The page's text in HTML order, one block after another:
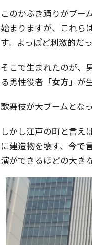
このかぶき踊りがブー
始まりますが、これら
す。よっぽど刺激的だ
そこで生まれたのが、
る男性役者 「女方」 が
歌舞伎が大ブームとな
しかし江戸の町と言え
に建造物を壊す、 今で
演ができるほどの大き